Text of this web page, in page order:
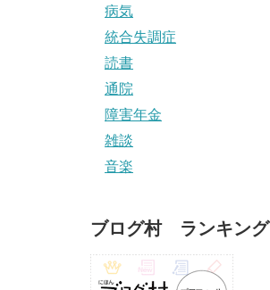
病気
統合失調症
読書
通院
障害年金
雑談
音楽
ブログ村 ランキング